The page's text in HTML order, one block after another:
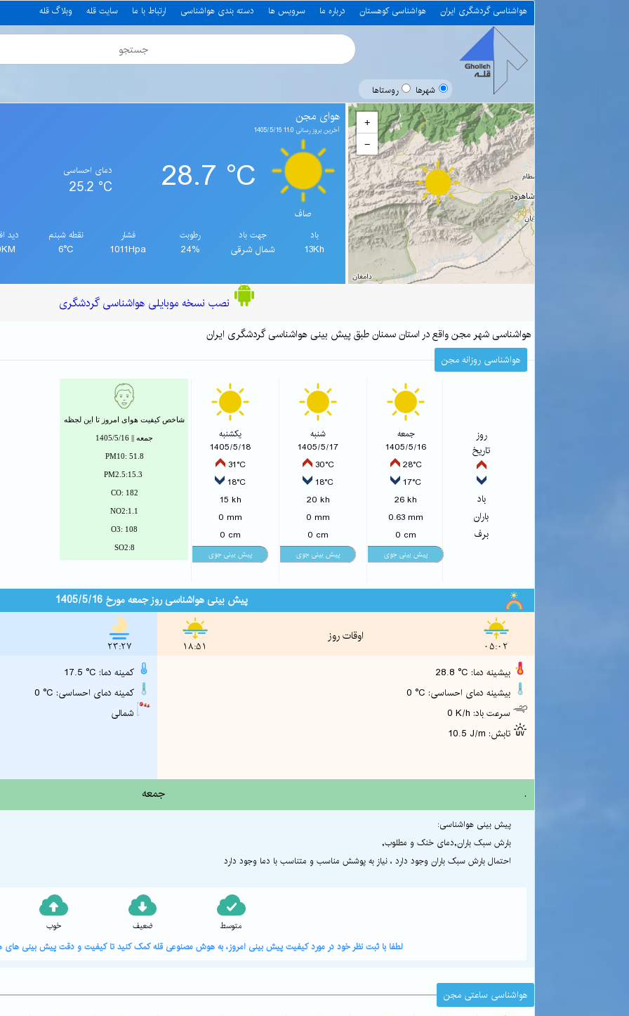
هواشناسی گردشگری ایران هواشناسی کوهستان درباره ما سرویس ها دسته بندی هواشناسی ارتباط با ما سایت قله وبلاگ قله
شهرها روستاها
+
−
هوای مجن
آخرین بروز رسانی 11:0 1405/5/16
صاف
28.7 °C دمای احساسی
25.2 °C
باد
13Kh
جهت باد
شمال شرقی
رطوبت
24%
فشار
1011Hpa
نقطه شبنم
6°C
دید
نصب نسخه موبایلی هواشناسی گردشگری
هواشناسی شهر مجن واقع در استان سمنان طبق پیش بینی هواشناسی گردشگری ایران
هواشناسی روزانه مجن
روز
تاریخ
باد
باران
برف
جمعه
1405/5/16
28°C
17°C
26 kh
0.63 mm
0 cm
شنبه
1405/5/17
30°C
18°C
20 kh
0 mm
0 cm
یکشنبه
1405/5/18
31°C
18°C
15 kh
0 mm
0 cm
شاخص کیفیت هوای امروز تا این لجظه
جمعه || 1405/5/16
PM10: 51.8
PM2.5:15.3
CO: 182
NO2:1.1
O3: 108
SO2:8
پیش بینی هواشناسی روز جمعه مورخ 1405/5/16
23:27
17.5 °C :کمینه دما
0 °C :کمینه دمای احساسی
شمالی
18:51
اوقات روز
05:02
0 K/h :سرعت باد
جمعه .
پیش بینی هواشناسی:
بارش سبک باران,دمای خنک و مطلوب,
احتمال بارش سبک باران وجود دارد ، نیاز به پوشش مناسب و متناسب با دما وجود دارد
خوب ضعیف متوسط
لطفا با ثبت نظر خود در مورد کیفیت پیش بینی امروز، به هوش مصنوعی قله کمک کنید تا کیفیت و دقت پیش بینی های
هواشناسی ساعتی مجن